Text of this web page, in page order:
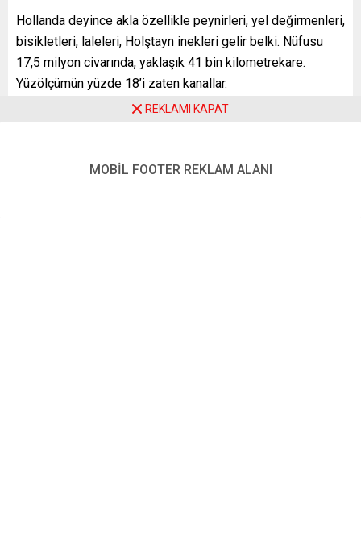
Hollanda deyince akla özellikle peynirleri, yel değirmenleri,
bisikletleri, laleleri, Holştayn inekleri gelir belki. Nüfusu
17,5 milyon civarında, yaklaşık 41 bin kilometrekare.
Yüzölçümün yüzde 18’i zaten kanallar.
Hollanda’nın tarımsal ihracatı 105 milyar avro seviyesinde.
Süs bitkileri ve sebze ihracatında dünya lideri, et
REKLAMI KAPAT
MOBİL FOOTER REKLAM ALANI